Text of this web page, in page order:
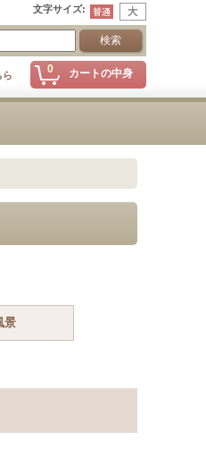
文字サイズ:
0 カートの中身
ら
景